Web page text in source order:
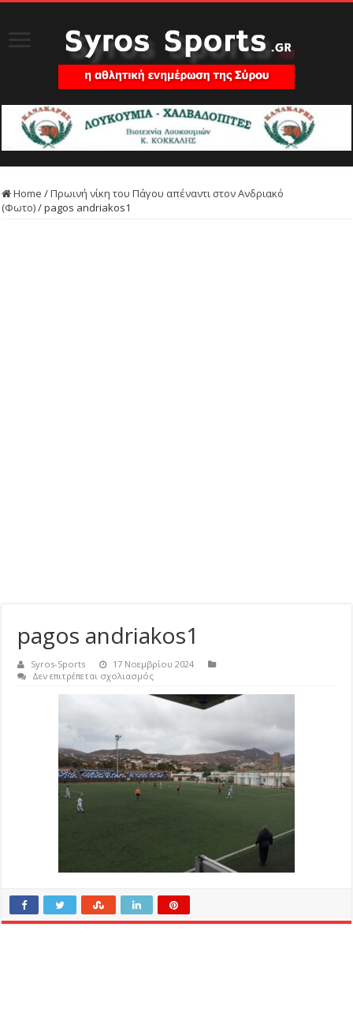
Home /Πρωινή νίκη του Πάγου απέναντι στον Ανδριακό
(Φωτο)/pagos andriakos1
pagos andriakos1
Syros-Sports
17 Νοεμβρίου 2024
Δεν επιτρέπεται σχολιασμόςστο
andriakos1